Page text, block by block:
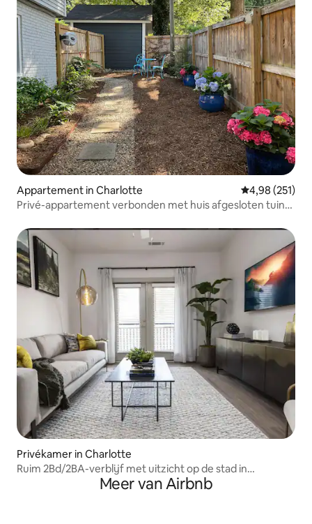
Appartement in Charlotte Gemiddelde
4,98 (251)
Privé-appartement verbonden met huis afgesloten tuin
Privékamer in Charlotte
Ruim 2Bd/2BA-verblijf met uitzicht op de stad in
Meer van Airbnb